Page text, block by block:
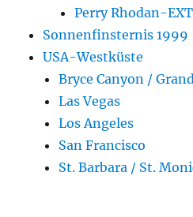
Perry Rhodan-
Sonnenfinsternis 1999
USA-Westküste
Bryce Canyon /
Las Vegas
Los Angeles
San Francisco
St. Barbara / St.